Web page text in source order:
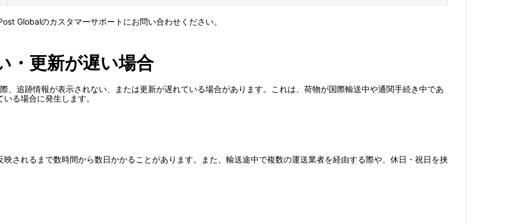
Globalのカスタマーサポートにお問い合わせください。
・更新が遅い場合
追跡情報が表示されない、または更新が遅れている場合があります。これは、荷物が国際輸送中や通関手続き中であ
る場合に発生します。
されるまで数時間から数日かかることがあります。また、輸送途中で複数の運送業者を経由する際や、休日・祝日を挟